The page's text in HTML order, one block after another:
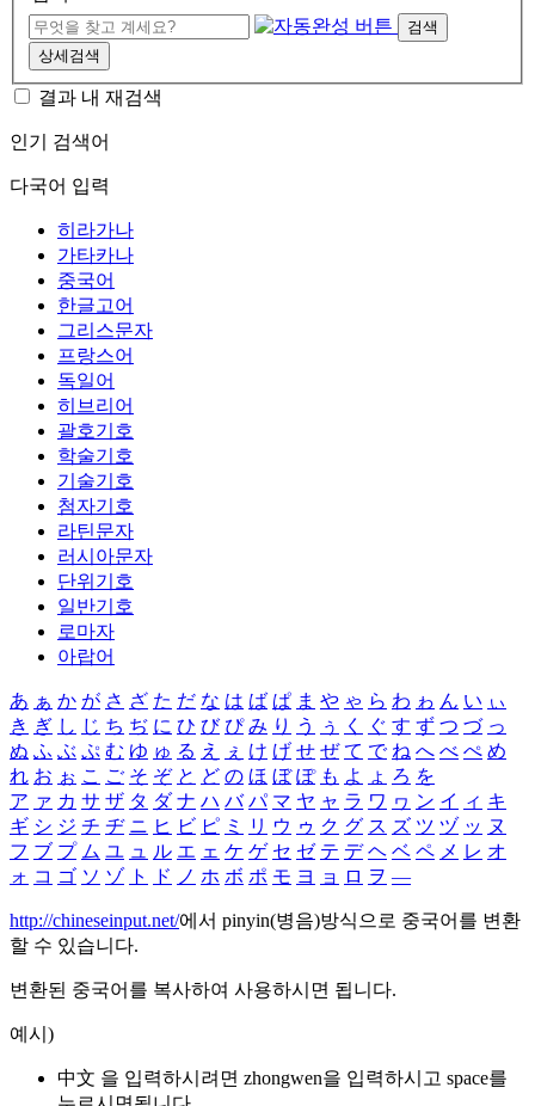
검색
상세검색
결과 내 재검색
인기 검색어
다국어 입력
히라가나
가타카나
중국어
한글고어
그리스문자
프랑스어
독일어
히브리어
괄호기호
학술기호
기술기호
첨자기호
라틴문자
러시아문자
단위기호
일반기호
로마자
아랍어
あ ぁ か が さ ざ た だ な は ば ぱ ま や ゃ ら わ ゎ ん い ぃ
き ぎ し じ ち ぢ に ひ び ぴ み り う ぅ く ぐ す ず つ づ っ
ぬ ふ ぶ ぷ む ゆ ゅ る え ぇ け げ せ ぜ て で ね へ べ ぺ め
れ お ぉ こ ご そ ぞ と ど の ほ ぼ ぽ も よ ょ ろ を
ア ァ カ サ ザ タ ダ ナ ハ バ パ マ ヤ ャ ラ ワ ヮ ン イ ィ キ
ギ シ ジ チ ヂ ニ ヒ ビ ピ ミ リ ウ ゥ ク グ ス ズ ツ ヅ ッ ヌ
フ ブ プ ム ユ ュ ル エ ェ ケ ゲ セ ゼ テ デ ヘ ベ ペ メ レ オ
ォ コ ゴ ソ ゾ ト ド ノ ホ ボ ポ モ ヨ ョ ロ ヲ ―
http://chineseinput.net/에서 pinyin(병음)방식으로 중국어를 변환
할 수 있습니다.
변환된 중국어를 복사하여 사용하시면 됩니다.
예시)
中文 을 입력하시려면 zhongwen을 입력하시고 space를